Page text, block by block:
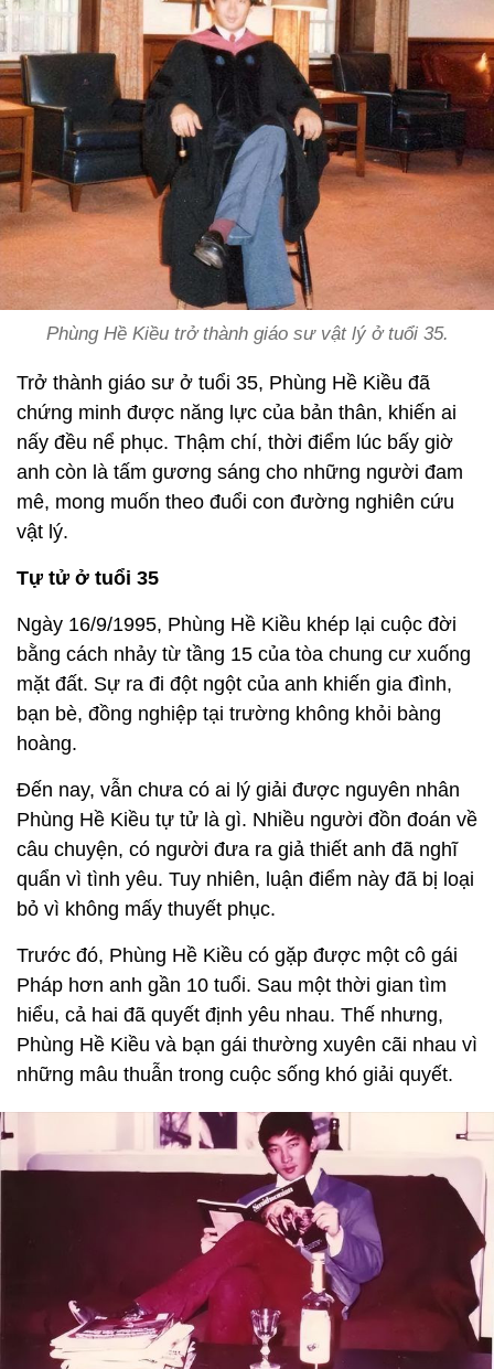
Phùng Hề Kiều trở thành giáo sư vật lý ở tuổi 35.
Trở thành giáo sư ở tuổi 35, Phùng Hề Kiều đã
chứng minh được năng lực của bản thân, khiến ai
nấy đều nể phục. Thậm chí, thời điểm lúc bấy giờ
anh còn là tấm gương sáng cho những người đam
mê, mong muốn theo đuổi con đường nghiên cứu
vật lý.
Tự tử ở tuổi 35
Ngày 16/9/1995, Phùng Hề Kiều khép lại cuộc đời
bằng cách nhảy từ tầng 15 của tòa chung cư xuống
mặt đất. Sự ra đi đột ngột của anh khiến gia đình,
bạn bè, đồng nghiệp tại trường không khỏi bàng
hoàng.
Đến nay, vẫn chưa có ai lý giải được nguyên nhân
Phùng Hề Kiều tự tử là gì. Nhiều người đồn đoán về
câu chuyện, có người đưa ra giả thiết anh đã nghĩ
quẩn vì tình yêu. Tuy nhiên, luận điểm này đã bị loại
bỏ vì không mấy thuyết phục.
Trước đó, Phùng Hề Kiều có gặp được một cô gái
Pháp hơn anh gần 10 tuổi. Sau một thời gian tìm
hiểu, cả hai đã quyết định yêu nhau. Thế nhưng,
Phùng Hề Kiều và bạn gái thường xuyên cãi nhau vì
những mâu thuẫn trong cuộc sống khó giải quyết.